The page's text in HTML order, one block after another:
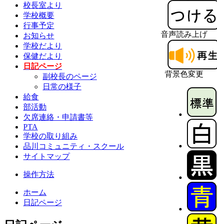
音声読み上げ
背景色変更
校長室より
学校概要
行事予定
お知らせ
学校だより
保健だより
日記ページ
副校長のページ
日常の様子
給食
部活動
欠席連絡・申請書等
PTA
学校の取り組み
品川コミュニティ・スクール
サイトマップ
操作方法
ホーム
日記ページ